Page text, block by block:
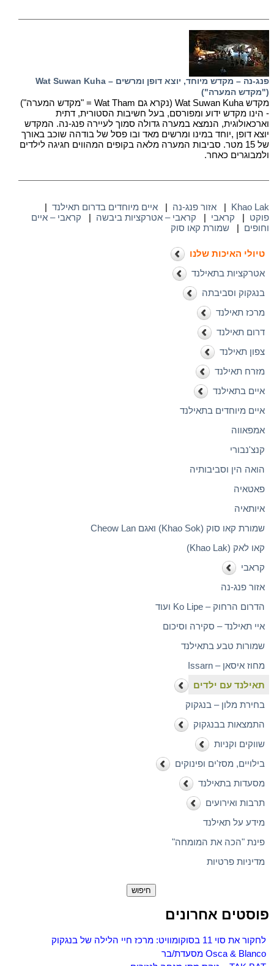
פנג-נה – מקדש מיוחד, יוצא דופן ומרשים – Wat Suwan Kuha
("מקדש המערה")
מקדש Wat Suwan Kuha (נקרא גם Wat Tham = "מקדש המערה")
- הינו מקדש ידוע ומפורסם, בעל חשיבות הסטורית, דתית
וארכאולוגית, הנמצא במערה גדולה סמוך לעיירה פנג-נה. המקדש
יוצא דופן ,יוחד במינו ומרשים מאד ובו פסל של בודהה שוכב באורך
של 15 מטר. סביבות המערה מלאה בקופים המהווים חגיגה לילדים
ולמבוגרים כאחר.
Khao Lak
| אזור פנג-נה | איים מיוחדים בדרום תאילנד |
פוקט | קראבי | קראבי – אטרקציות ביבשה | קראבי – איים
וחופים | שמורת קאו סוק
טיולי האיכות שלנו
אטרקציות בתאילנד
בנגקוק וסביבתה
מרכז תאילנד
דרום תאילנד
צפון תאילנד
מזרח תאילנד
איים בתאילנד
איים מיוחדים בתאילנד
אמפאווה
קנצ'נבורי
הואה הין וסביבותיה
פאטאיה
איותאיה
שמורת קאו סוק (Khao Sok) ואגם Cheow Lan
קאו לאק (Khao Lak)
קראבי
אזור פנג-נה
הדרום הרחוק – Ko Lipe ועוד
איי תאילנד – סקירה וסיכום
שמורות טבע בתאילנד
מחוז איסאן – Issarn
תאילנד עם ילדים
בחירת מלון – בנגקוק
התמצאות בבנגקוק
שווקים וקניות
בילויים, מסז'ים ופינוקים
מסעדות בתאילנד
תרבות ואירועים
מידע על תאילנד
פינת "הכה את המומחה"
מדיניות פרטיות
פוסטים אחרונים
לחקור את סוי 11 בסוקומוויט: מרכז חיי הלילה של בנגקוק
Osca & Blanco מסעדת/בר